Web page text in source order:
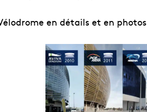
en détails et en photos